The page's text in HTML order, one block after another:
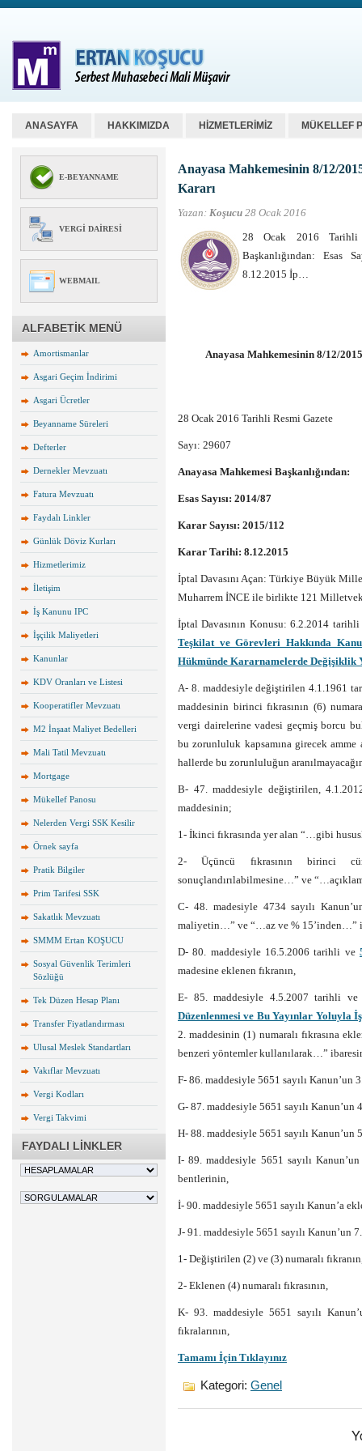
ANASAYFA HAKKIMIZDA HİZMETLERİMİZ MÜKELLEF
E-BEYANNAME
VERGI DAIRESI
WEBMAIL
ALFABETİK MENÜ
Amortismanlar
Asgari Geçim İndirimi
Asgari Ücretler
Beyanname Süreleri
Defterler
Dernekler Mevzuatı
Fatura Mevzuatı
Faydalı Linkler
Günlük Döviz Kurları
Hizmetlerimiz
İletişim
İş Kanunu IPC
İşçilik Maliyetleri
Kanunlar
KDV Oranları ve Listesi
Kooperatifler Mevzuatı
M2 İnşaat Maliyet Bedelleri
Mali Tatil Mevzuatı
Mortgage
Mükellef Panosu
Nelerden Vergi SSK Kesilir
Örnek sayfa
Pratik Bilgiler
Prim Tarifesi SSK
Sakatlık Mevzuatı
SMMM Ertan KOŞUCU
Sosyal Güvenlik Terimleri
Sözlüğü
Tek Düzen Hesap Planı
Transfer Fiyatlandırması
Ulusal Meslek Standartları
Vakıflar Mevzuatı
Vergi Kodları
Vergi Takvimi
FAYDALI LİNKLER
Anayasa Mahkemesinin 8/12/
Kararı
Yazan: Koşucu 28 Ocak 2016
28 Ocak 2016 Tarihli
Başkanlığından: Esas
8.12.2015 İp…
Anayasa Mahkemesinin 8/12/
28 Ocak 2016 Tarihli Resmi Gazete
Sayı: 29607
Anayasa Mahkemesi Başkanlığından:
Esas Sayısı: 2014/87
Karar Sayısı: 2015/112
Karar Tarihi: 8.12.2015
İptal Davasını Açan: Türkiye Büyük
Muharrem İNCE ile birlikte 121
İptal Davasının Konusu: 6.2.2014
Teşkilat ve Görevleri Hakkında
Hükmünde Kararnamelerde Değişiklik
A- 8. maddesiyle değiştirilen 4.1.1961
maddesinin birinci fıkrasının (6)
vergi dairelerine vadesi geçmiş borcu
bu zorunluluk kapsamına girecek
hallerde bu zorunluluğun
B- 47. maddesiyle değiştirilen,
maddesinin;
1- İkinci fıkrasında yer alan “…gibi
2- Üçüncü fıkrasının birinci
sonuçlandırılabilmesine…” ve
C- 48. madesiyle 4734 sayılı
maliyetin…” ve “…az ve % 15’inden…”
D- 80. maddesiyle 16.5.2006 tarihli ve
madesine eklenen fıkranın,
E- 85. maddesiyle 4.5.2007 tarihli
Düzenlenmesi ve Bu Yayınlar Yoluyla
2. maddesinin (1) numaralı fıkrasına
benzeri yöntemler kullanılarak…”
F- 86. maddesiyle 5651 sayılı Kanun’un
G- 87. maddesiyle 5651 sayılı Kanun’un
H- 88. maddesiyle 5651 sayılı Kanun’un
I- 89. maddesiyle 5651 sayılı
bentlerinin,
İ- 90. maddesiyle 5651 sayılı Kanun’a
J- 91. maddesiyle 5651 sayılı Kanun’un
1- Değiştirilen (2) ve (3) numaralı
2- Eklenen (4) numaralı fıkrasının,
K- 93. maddesiyle 5651 sayılı
fıkralarının,
Tamamı İçin Tıklayınız
Kategori: Genel